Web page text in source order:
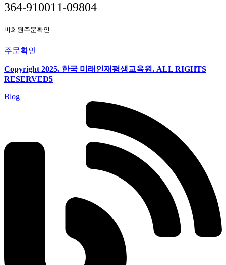
364-910011-09804
비회원주문확인
주문확인
Copyright 2025. 한국 미래인재평생교육원. ALL RIGHTS
RESERVED5
Blog